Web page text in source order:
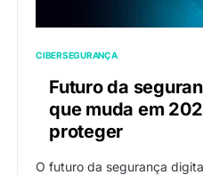
CIBERSEGURANÇA
Futuro da
que muda em
proteger
O futuro da segurança